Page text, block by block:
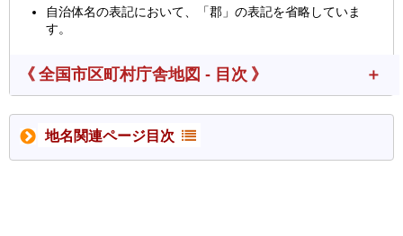
自治体名の表記において、「郡」の表記を省略していま
す。
《 全国市区町村庁舎地図 - 目次 》
地名関連ページ目次